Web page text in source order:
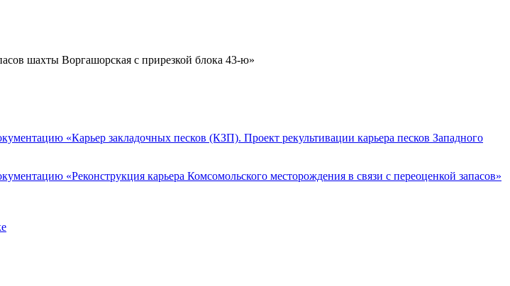
шахты Воргашорская с прирезкой блока 43-ю»
«Карьер закладочных песков (КЗП). Проект рекультивации карьера песков Западного
«Реконструкция карьера Комсомольского месторождения в связи с переоценкой запасов»